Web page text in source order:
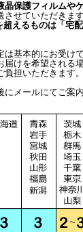
晶保護フィルムや
させていただきます
えるものは「宅
は基本的にお受け
けを希望される
担いただきます。
メールにてご案